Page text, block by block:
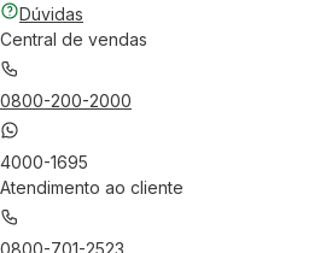
Dúvidas
Central de vendas
0800-200-2000
4000-1695
Atendimento ao cliente
0800-701-2523